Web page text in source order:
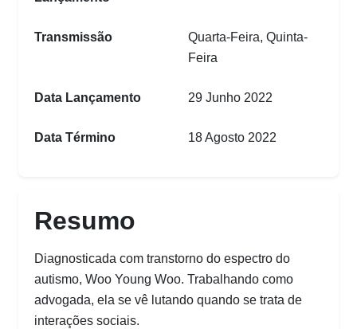
Transmissão
Quarta-Feira, Quinta-
Feira
Data Lançamento 29 Junho 2022
Data Término 18 Agosto 2022
Resumo
Diagnosticada com transtorno do espectro do
autismo, Woo Young Woo. Trabalhando como
advogada, ela se vê lutando quando se trata de
interações sociais.